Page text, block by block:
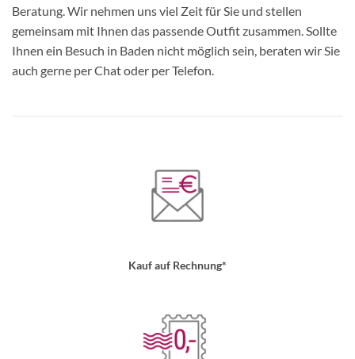
Beratung. Wir nehmen uns viel Zeit für Sie und stellen
gemeinsam mit Ihnen das passende Outfit zusammen. Sollte
Ihnen ein Besuch in Baden nicht möglich sein, beraten wir Sie
auch gerne per Chat oder per Telefon.
Kauf auf Rechnung*